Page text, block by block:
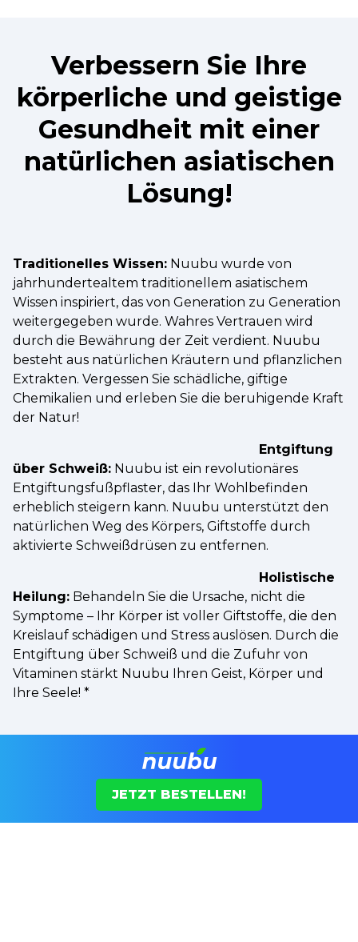
Verbessern Sie Ihre
körperliche und geistige
Gesundheit mit einer
natürlichen asiatischen
Lösung!
Traditionelles Wissen: Nuubu wurde von
jahrhundertealtem traditionellem asiatischem
Wissen inspiriert, das von Generation zu Generation
weitergegeben wurde. Wahres Vertrauen wird
durch die Bewährung der Zeit verdient. Nuubu
besteht aus natürlichen Kräutern und pflanzlichen
Extrakten. Vergessen Sie schädliche, giftige
Chemikalien und erleben Sie die beruhigende Kraft
der Natur!
Entgiftung
über Schweiß: Nuubu ist ein revolutionäres
Entgiftungsfußpflaster, das Ihr Wohlbefinden
erheblich steigern kann. Nuubu unterstützt den
natürlichen Weg des Körpers, Giftstoffe durch
aktivierte Schweißdrüsen zu entfernen.
Holistische
Heilung: Behandeln Sie die Ursache, nicht die
Symptome – Ihr Körper ist voller Giftstoffe, die den
Kreislauf schädigen und Stress auslösen. Durch die
Entgiftung über Schweiß und die Zufuhr von
Vitaminen stärkt Nuubu Ihren Geist, Körper und
Ihre Seele! *
JETZT BESTELLEN!